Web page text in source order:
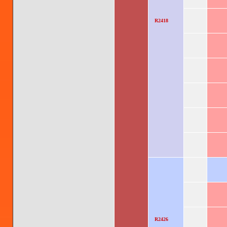
R2418
R2426